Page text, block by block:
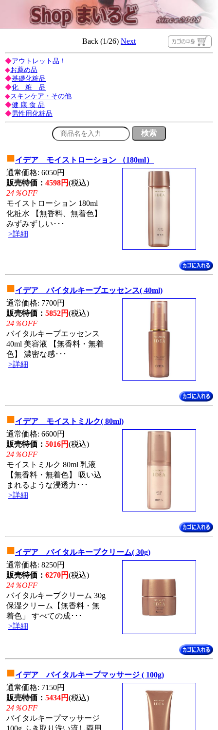
Back (1/26) Next
◆アウトレット品！
◆お薦め品
◆基礎化粧品
◆化 粧 品
◆スキンケア・その他
◆健 康 食 品
◆男性用化粧品
■イデア モイストローション （180ml）
通常価格: 6050円
販売特価： 4598円(税込)
24％OFF
モイストローション 180ml
化粧水 【無香料、無着色】
みずみずしい･･･
>詳細
■イデア バイタルキープエッセンス( 40ml)
通常価格: 7700円
販売特価： 5852円(税込)
24％OFF
バイタルキープエッセンス
40ml 美容液 【無香料・無着
色】 濃密な感･･･
>詳細
■イデア モイストミルク( 80ml)
通常価格: 6600円
販売特価： 5016円(税込)
24％OFF
モイストミルク 80ml 乳液
【無香料・無着色】 吸い込
まれるような浸透力･･･
>詳細
■イデア バイタルキープクリーム( 30g)
通常価格: 8250円
販売特価： 6270円(税込)
24％OFF
バイタルキープクリーム 30g
保湿クリーム【無香料・無
着色」 すべての成･･･
>詳細
■イデア バイタルキープマッサージ ( 100g)
通常価格: 7150円
販売特価： 5434円(税込)
24％OFF
バイタルキープマッサージ
100g ふき取り洗い流し両用